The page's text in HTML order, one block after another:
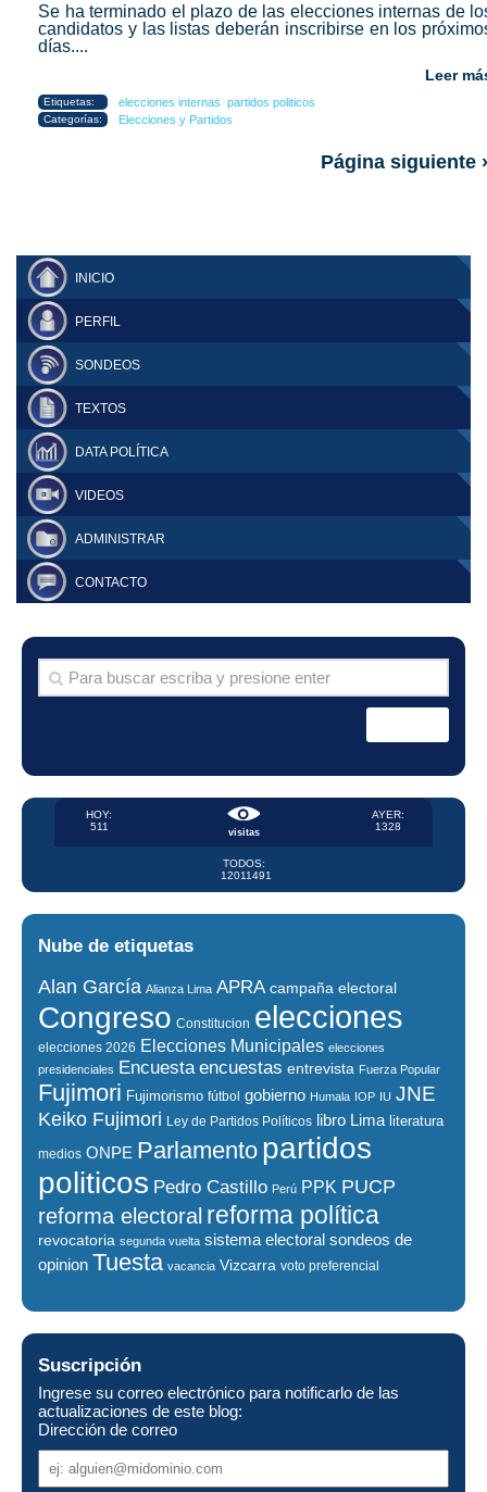
Se ha terminado el plazo de las elecciones internas de
candidatos y las listas deberán inscribirse en los
días....
Leer
Etiquetas: elecciones internas partidos politicos
Categorías: Elecciones y Partidos
Página siguiente
INICIO
PERFIL
SONDEOS
TEXTOS
DATA POLÍTICA
VIDEOS
ADMINISTRAR
CONTACTO
visitas
HOY:
511
AYER:
1328
TODOS:
12011491
Nube de etiquetas
Alan García Alianza Lima APRA campaña electoral
Congreso Constitucion elecciones
elecciones 2026 Elecciones Municipales elecciones
presidenciales
Encuesta encuestas entrevista Fuerza Popular
Fujimori Fujimorismo fútbol gobierno Humala IOP IU JNE
Keiko Fujimori Ley de Partidos Políticos libro Lima literatura
medios ONPE Parlamento partidos
politicos Pedro Castillo Perú PPK PUCP
reforma electoral reforma política
revocatoria segunda vuelta sistema electoral sondeos de
opinion Tuesta vacancia Vizcarra voto preferencial
Suscripción
Ingrese su correo electrónico para notificarlo de las
actualizaciones de este blog:
Dirección de correo
de